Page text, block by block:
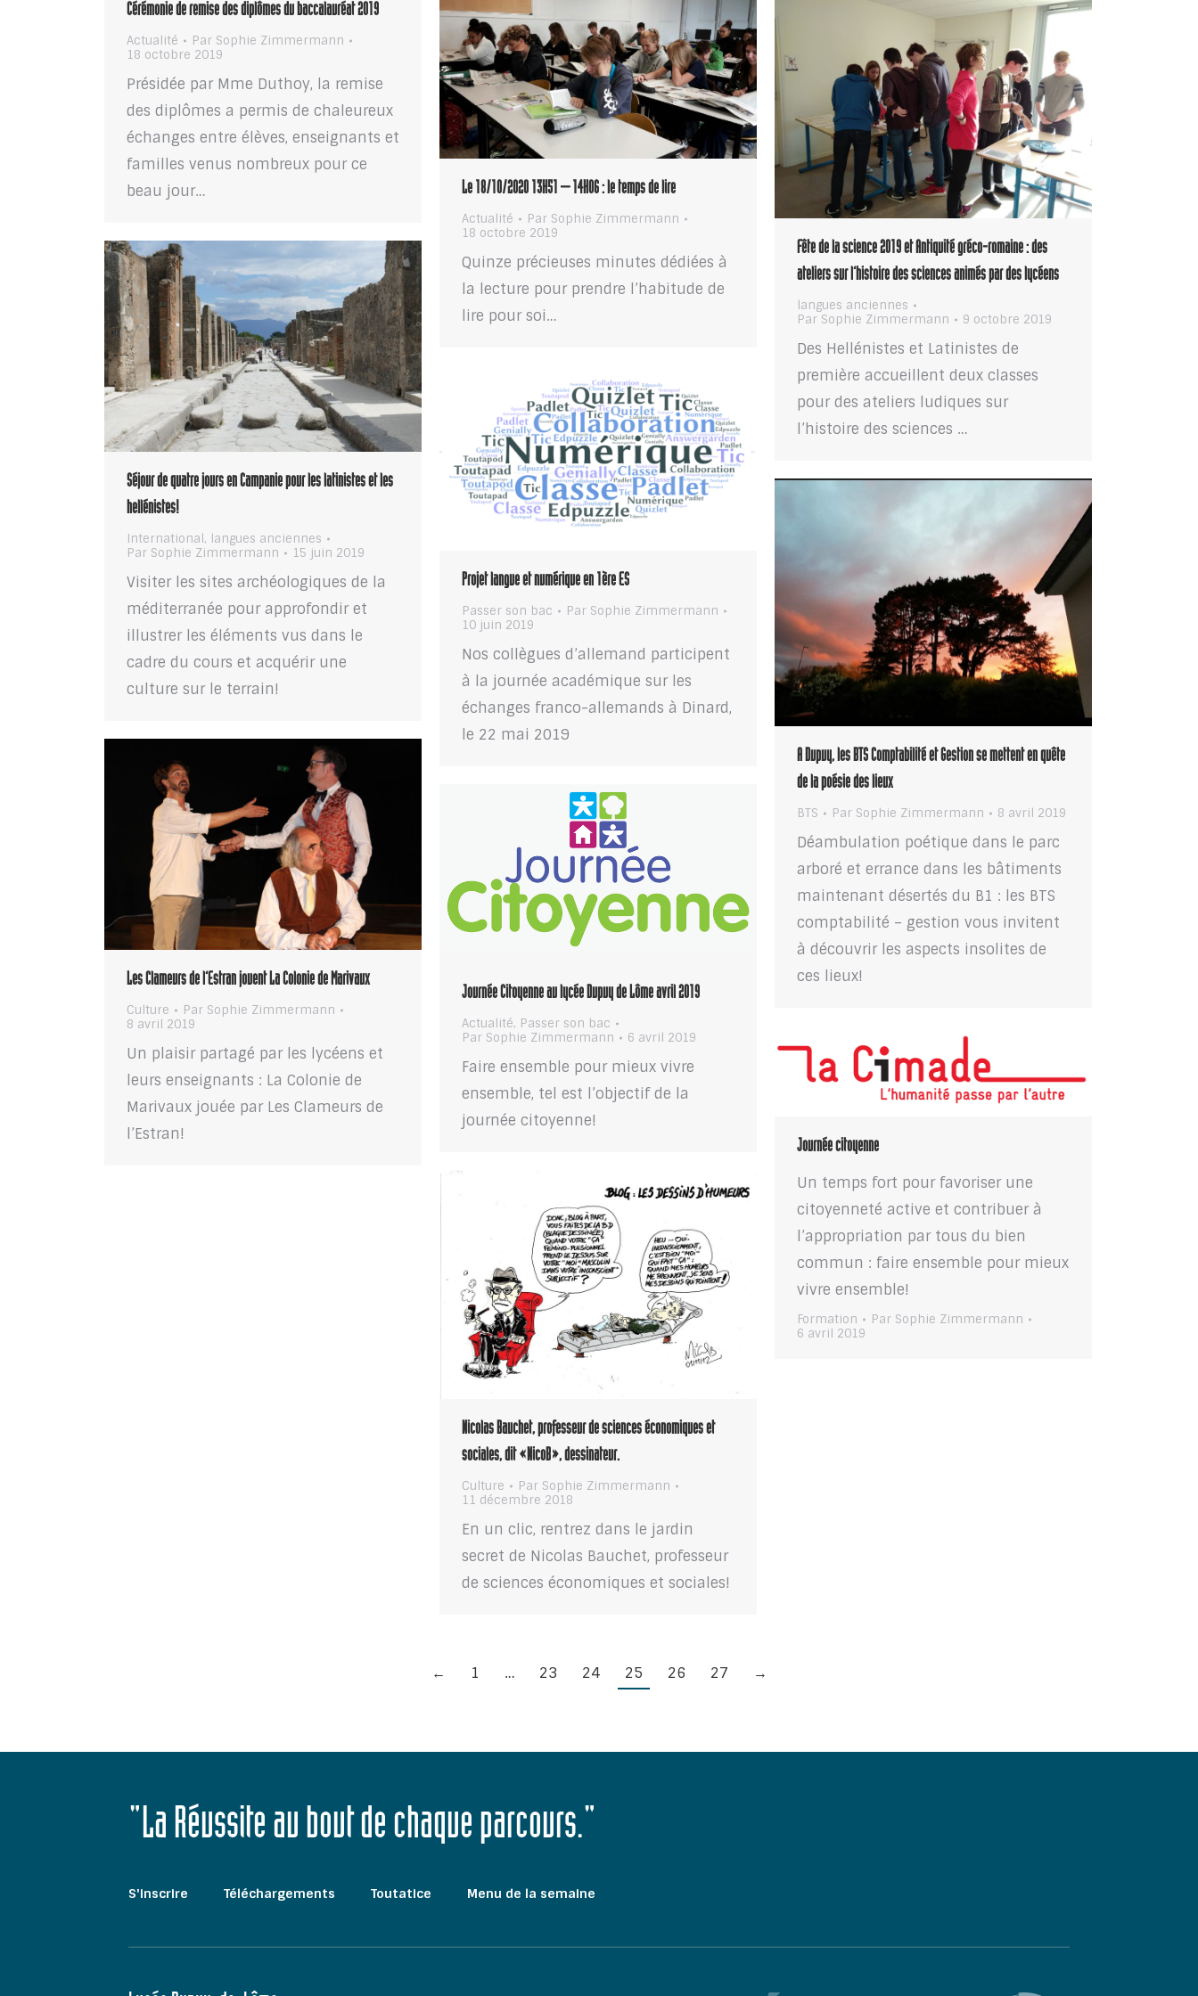
Cérémonie de remise des diplômes du baccalauréat 2019
Actualité Par Sophie Zimmermann
18 octobre 2019
Présidée par Mme Duthoy, la remise
des diplômes a permis de chaleureux
échanges entre élèves, enseignants et
familles venus nombreux pour ce
beau jour…
Le 18/10/2020 13H51 – 14H06 : le temps de lire
Actualité Par Sophie Zimmermann
18 octobre 2019
Quinze précieuses minutes dédiées à
la lecture pour prendre l’habitude de
lire pour soi…
Fête de la science 2019 et Antiquité gréco-romaine : des
ateliers sur l’histoire des sciences animés par des lycéens
langues anciennes
Par Sophie Zimmermann 9 octobre 2019
Des Hellénistes et Latinistes de
première accueillent deux classes
pour des ateliers ludiques sur
l’histoire des sciences …
Séjour de quatre jours en Campanie pour les latinistes et les
hellénistes!
International, langues anciennes
Par Sophie Zimmermann 15 juin 2019
Visiter les sites archéologiques de la
méditerranée pour approfondir et
illustrer les éléments vus dans le
cadre du cours et acquérir une
culture sur le terrain!
Projet langue et numérique en 1ère ES
Passer son bac Par Sophie Zimmermann
10 juin 2019
Nos collègues d’allemand participent
à la journée académique sur les
échanges franco-allemands à Dinard,
le 22 mai 2019
A Dupuy, les BTS Comptabilité et Gestion se mettent en quête
de la poésie des lieux
BTS Par Sophie Zimmermann 8 avril 2019
Déambulation poétique dans le parc
arboré et errance dans les bâtiments
maintenant désertés du B1 : les BTS
comptabilité – gestion vous invitent
à découvrir les aspects insolites de
ces lieux!
Les Clameurs de l’Estran jouent La Colonie de Marivaux
Culture Par Sophie Zimmermann
8 avril 2019
Un plaisir partagé par les lycéens et
leurs enseignants : La Colonie de
Marivaux jouée par Les Clameurs de
l’Estran!
Journée Citoyenne au lycée Dupuy de Lôme avril 2019
Actualité, Passer son bac
Par Sophie Zimmermann 6 avril 2019
Faire ensemble pour mieux vivre
ensemble, tel est l’objectif de la
journée citoyenne!
Journée citoyenne
Un temps fort pour favoriser une
citoyenneté active et contribuer à
l’appropriation par tous du bien
commun : faire ensemble pour mieux
vivre ensemble!
Formation Par Sophie Zimmermann
6 avril 2019
Nicolas Bauchet, professeur de sciences économiques et
sociales, dit «NicoB», dessinateur.
Culture Par Sophie Zimmermann
11 décembre 2018
En un clic, rentrez dans le jardin
secret de Nicolas Bauchet, professeur
de sciences économiques et sociales!
← 1 … 23 24 25 26 27 →
"La Réussite au bout de chaque parcours."
S'inscrire Téléchargements Toutatice Menu de la semaine